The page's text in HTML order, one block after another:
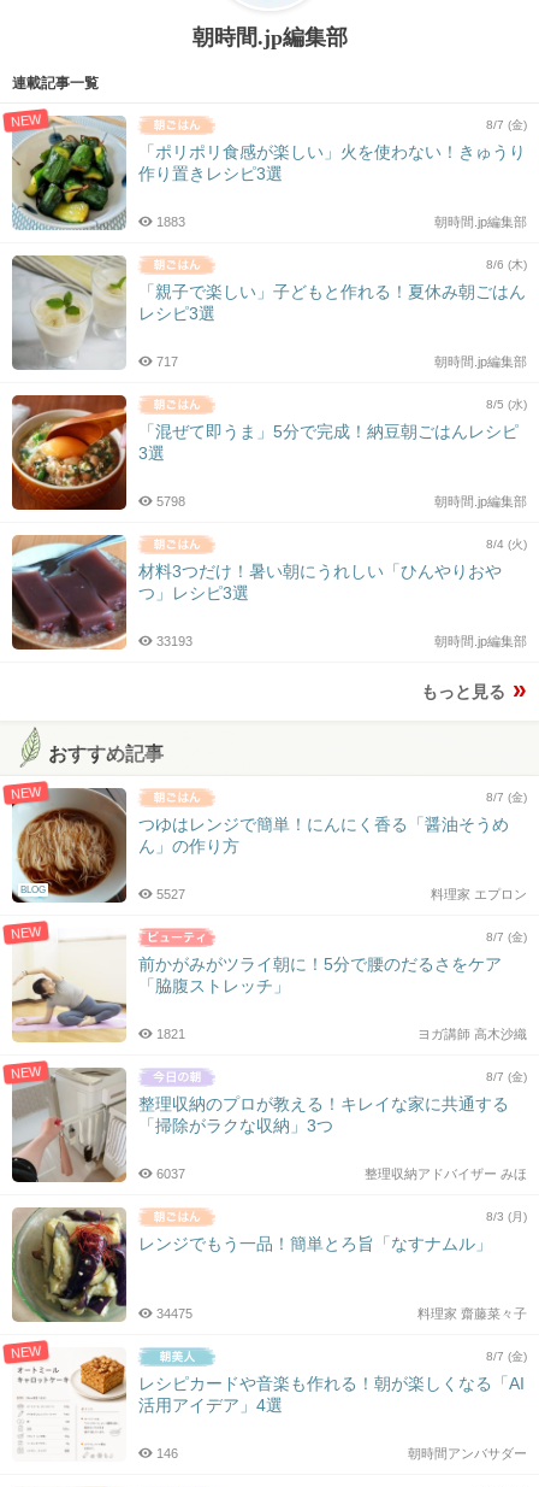
朝時間.jp編集部
連載記事一覧
NEW 8/7 (金)
「ポリポリ食感が楽しい」火を使わない！きゅうり
作り置きレシピ3選
朝時間.jp編集部
1883
8/6 (木)
「親子で楽しい」子どもと作れる！夏休み朝ごはん
レシピ3選
朝時間.jp編集部
717
8/5 (水)
「混ぜて即うま」5分で完成！納豆朝ごはんレシピ
3選
朝時間.jp編集部
5798
8/4 (火)
材料3つだけ！暑い朝にうれしい「ひんやりおや
つ」レシピ3選
朝時間.jp編集部
33193
もっと見る
おすすめ記事
NEW
BLOG
8/7 (金)
つゆはレンジで簡単！にんにく香る「醤油そうめ
ん」の作り方
料理家 エプロン
5527
NEW 8/7 (金)
前かがみがツライ朝に！5分で腰のだるさをケア
「脇腹ストレッチ」
ヨガ講師 高木沙織
1821
NEW 8/7 (金)
整理収納のプロが教える！キレイな家に共通する
「掃除がラクな収納」3つ
整理収納アドバイザー みほ
6037
8/3 (月)
レンジでもう一品！簡単とろ旨「なすナムル」
料理家 齋藤菜々子
34475
NEW 8/7 (金)
レシピカードや音楽も作れる！朝が楽しくなる「AI
活用アイデア」4選
朝時間アンバサダー
146